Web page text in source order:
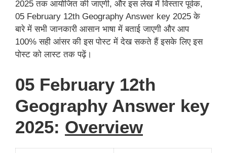
2025 तक आयोजित की जाएगी, और इस लेख में विस्तार पूर्वक,
05 February 12th Geography Answer key 2025 के
बारे में सभी जानकारी आसान भाषा में बताई जाएगी और आप
100% सही आंसर की इस पोस्ट में देख सकते हैं इसके लिए इस
पोस्ट को लास्ट तक पढ़ें।
05 February 12th
Geography Answer key
2025: Overview